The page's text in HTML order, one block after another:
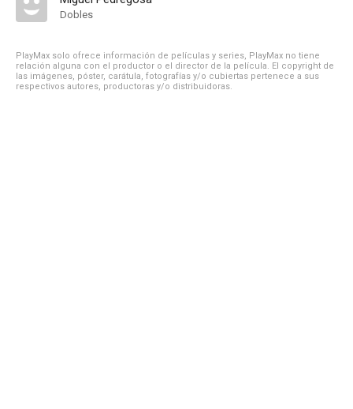
Dobles
PlayMax solo ofrece información de películas y series, PlayMax no tiene
relación alguna con el productor o el director de la película. El copyright de
las imágenes, póster, carátula, fotografías y/o cubiertas pertenece a sus
respectivos autores, productoras y/o distribuidoras.